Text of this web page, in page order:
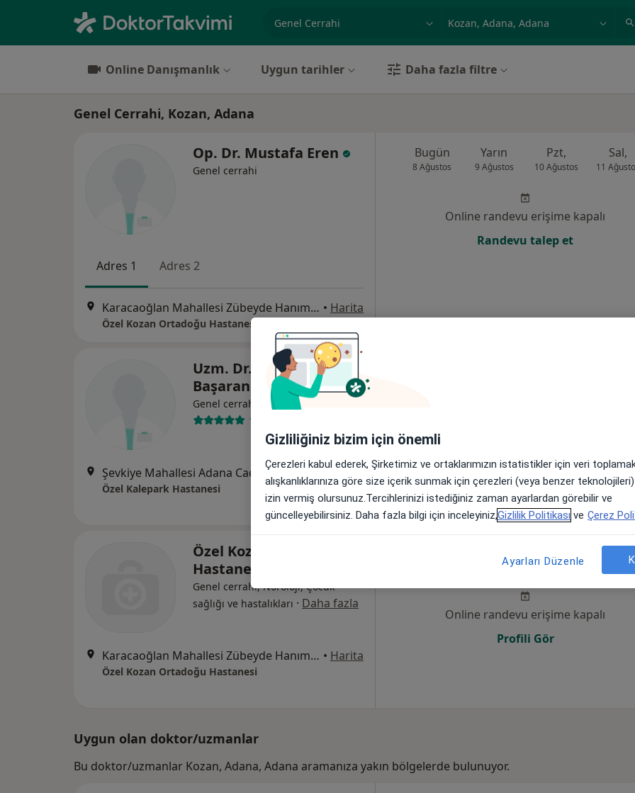
Online Danışmanlık Uygun tarihler Daha fazla filtre
Genel Cerrahi, Kozan, Adana
Op. Dr. Mustafa Eren
Genel cerrahi
Adres 1 Adres 2
Karacaoğlan Mahallesi Zübeyde Hanım Cad. No:28, Kozan • Harita
Özel Kozan Ortadoğu Hastanesi
Bugün
8 Ağustos
Yarın
9 Ağustos
Pzt,
10 Ağustos
Sal,
11
Online randevu erişime kapalı
Randevu talep et
Uzm. Dr. Abdülkadir
Başaran
Genel cerrahi
1 görüş
Şevkiye Mahallesi Adana Caddesi No:3/A, Kozan •Harita
Özel Kalepark Hastanesi
Özel Kozan Ortadoğu
Hastanesi
Genel cerrahi, Nöroloji, Çocuk
sağlığı ve hastalıkları · Daha fazla
Karacaoğlan Mahallesi Zübeyde Hanım Cad. No:28, Kozan • Harita
Özel Kozan Ortadoğu Hastanesi
9 Ağustos 10 Ağustos
Sal,
11
Online randevu erişime kapalı
Profili Gör
Uygun olan doktor/uzmanlar
Bu doktor/uzmanlar Kozan, Adana, Adana aramanıza yakın bölgelerde bulunuyor.
Gizliliğiniz bizim için önemli
Çerezleri kabul ederek, Şirketimiz ve ortaklarımızın istatistikler için veri
alışkanlıklarınıza göre size içerik sunmak için çerezleri (veya benzer
izin vermiş olursunuz.Tercihlerinizi istediğiniz zaman ayarlardan görebilir ve
güncelleyebilirsiniz. Daha fazla bilgi için inceleyiniz,Gizlilik Politikası ve Çerez
Ayarları Düzenle